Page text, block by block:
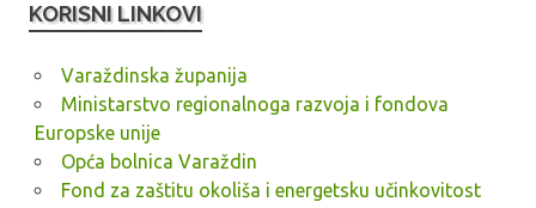
KORISNI LINKOVI
Varaždinska županija
Ministarstvo regionalnoga razvoja i fondova
Europske unije
Opća bolnica Varaždin
Fond za zaštitu okoliša i energetsku učinkovitost